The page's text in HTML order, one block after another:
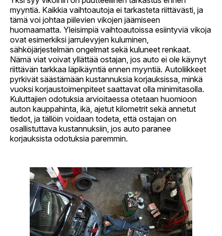
myyntiä. Kaikkia vaihtoautoja ei tarkasteta riittävästi, ja
tämä voi johtaa piilevien vikojen jäämiseen
huomaamatta. Yleisimpiä vaihtoautoissa esiintyviä vikoja
ovat esimerkiksi jarrulevyjen kuluminen,
sähköjärjestelmän ongelmat sekä kuluneet renkaat.
Nämä viat voivat yllättää ostajan, jos auto ei ole käynyt
riittävän tarkkaa läpikäyntiä ennen myyntiä. Autoliikkeet
pyrkivät säästämään kustannuksia korjauksissa, minkä
vuoksi korjaustoimenpiteet saattavat olla minimitasolla.
Kuluttajien odotuksia arvioitaessa otetaan huomioon
auton kauppahinta, ikä, ajetut kilometrit sekä annetut
tiedot, ja tällöin voidaan todeta, että ostajan on
osallistuttava kustannuksiin, jos auto paranee
korjauksista odotuksia paremmin.